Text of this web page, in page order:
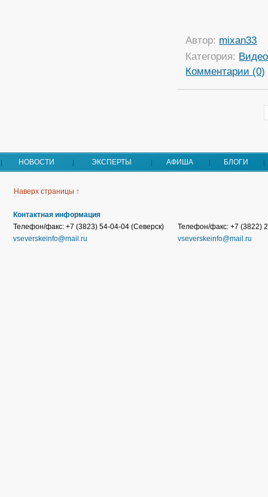
Автор: mixan33
Категория: Видео
Комментарии (0)
НОВОСТИ ЭКСПЕРТЫ АФИША БЛОГИ
Наверх страницы ↑
Контактная информация
Телефон/факс: +7 (3823) 54-04-04 (Северск)
vseverskeinfo@mail.ru
Телефон/факс: +7 (3822)
vseverskeinfo@mail.ru